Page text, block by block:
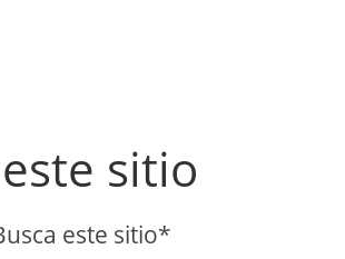
sitio
este sitio*